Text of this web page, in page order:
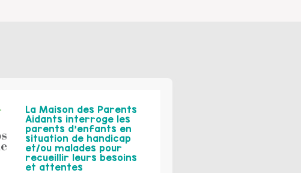
La Maison des Parents
Aidants interroge les
parents d’enfants en
situation de handicap
et/ou malades pour
recueillir leurs besoins
et attentes